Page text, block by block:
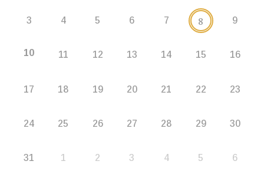
3 4 5 6 7 8 9
10 11 12 13 14 15 16
17 18 19 20 21 22 23
24 25 26 27 28 29 30
31 1 2 3 4 5 6